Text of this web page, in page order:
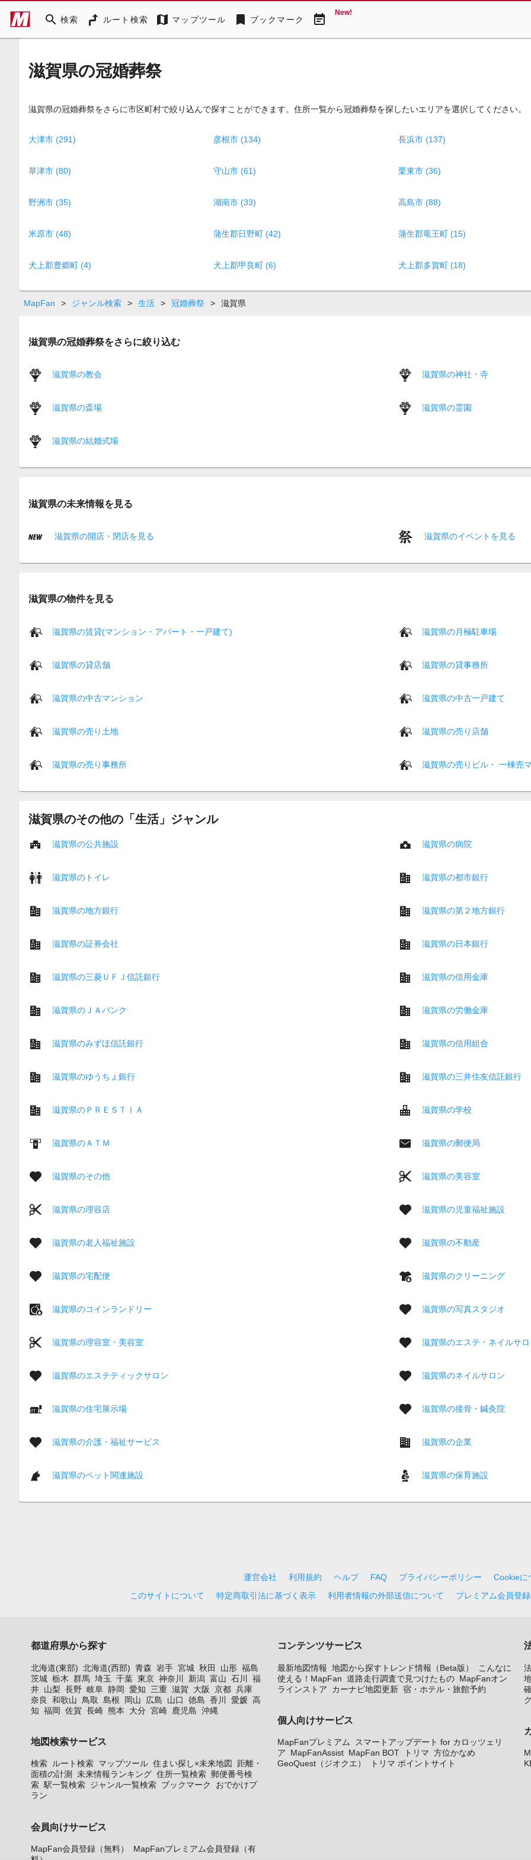
search 検索 ルート検索 map マップツール bookmark ブックマーク event_note New!
滋賀県の冠婚葬祭
滋賀県の冠婚葬祭をさらに市区町村で絞り込んで探すことができます。住所一覧から冠婚葬祭を探したいエリアを選択してください。
大津市 (291) 彦根市 (134) 長浜市 (137)
草津市 (80) 守山市 (61) 栗東市 (36)
野洲市 (35) 湖南市 (33) 高島市 (88)
米原市 (48) 蒲生郡日野町 (42) 蒲生郡竜王町 (15)
犬上郡豊郷町 (4) 犬上郡甲良町 (6) 犬上郡多賀町 (18)
MapFan > ジャンル検索 > 生活 > 冠婚葬祭 > 滋賀県
滋賀県の冠婚葬祭をさらに絞り込む
滋賀県の教会 滋賀県の神社・寺
滋賀県の斎場 滋賀県の霊園
滋賀県の結婚式場
滋賀県の未来情報を見る
滋賀県の開店・閉店を見る 滋賀県のイベントを見る
滋賀県の物件を見る
滋賀県の賃貸(マンション・アパート・一戸建て) 滋賀県の月極駐車場
滋賀県の貸店舗 滋賀県の貸事務所
滋賀県の中古マンション 滋賀県の中古一戸建て
滋賀県の売り土地 滋賀県の売り店舗
滋賀県の売り事務所 滋賀県の売りビル・ 一棟売
滋賀県のその他の「生活」ジャンル
滋賀県の公共施設 滋賀県の病院
滋賀県のトイレ 滋賀県の都市銀行
滋賀県の地方銀行 滋賀県の第２地方銀行
滋賀県の証券会社 滋賀県の日本銀行
滋賀県の三菱ＵＦＪ信託銀行 滋賀県の信用金庫
滋賀県のＪＡバンク 滋賀県の労働金庫
滋賀県のみずほ信託銀行 滋賀県の信用組合
滋賀県のゆうちょ銀行 滋賀県の三井住友信託銀行
滋賀県のＰＲＥＳＴＩＡ 滋賀県の学校
滋賀県のＡＴＭ 滋賀県の郵便局
滋賀県のその他 滋賀県の美容室
滋賀県の理容店 滋賀県の児童福祉施設
滋賀県の老人福祉施設 滋賀県の不動産
滋賀県の宅配便 滋賀県のクリーニング
滋賀県のコインランドリー 滋賀県の写真スタジオ
滋賀県の理容室・美容室 滋賀県のエステ・ネイルサロ
滋賀県のエステティックサロン 滋賀県のネイルサロン
滋賀県の住宅展示場 滋賀県の接骨・鍼灸院
滋賀県の介護・福祉サービス 滋賀県の企業
滋賀県のペット関連施設 滋賀県の保育施設
運営会社 利用規約 ヘルプ FAQ プライバシーポリシー
Cookieに
このサイトについて
特定商取引法に基づく表示 利用者情報の外部送信について プレミアム会員登
都道府県から探す
北海道(東部) 北海道(西部) 青森 岩手 宮城 秋田 山形 福島
茨城 栃木 群馬 埼玉 千葉 東京 神奈川 新潟 富山 石川
福
井 山梨 長野 岐阜 静岡 愛知 三重 滋賀 大阪 京都 兵庫
奈良
和歌山 鳥取 島根 岡山 広島 山口 徳島 香川 愛媛 高
知 福岡 佐賀 長崎 熊本 大分 宮崎 鹿児島 沖縄
地図検索サービス
検索 ルート検索 マップツール 住まい探し×未来地図
距離・
面積の計測
未来情報ランキング 住所一覧検索 郵便番号検
索 駅一覧検索 ジャンル一覧検索 ブックマーク
おでかけプ
ラン
会員向けサービス
MapFan会員登録（無料）
MapFanプレミアム会員登録（有
コンテンツサービス
最新地図情報 地図から探すトレンド情報（Beta版）
こんなに
使える！MapFan 道路走行調査で見つけたもの MapFanオン
ラインストア
カーナビ地図更新 宿・ホテル・旅館予約
個人向けサービス
MapFanプレミアム
スマートアップデート for カロッツェリ
ア
MapFanAssist MapFan BOT トリマ 方位かなめ
GeoQuest（ジオクエ）
トリマ ポイントサイト